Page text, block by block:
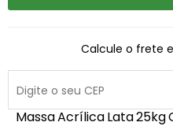
Calcule o frete
Massa Acrílica Lata 25kg